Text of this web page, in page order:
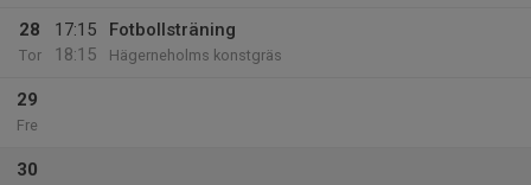
28
Tor
17:15
18:15
Fotbollsträning
Hägerneholms konstgräs
29
Fre
30